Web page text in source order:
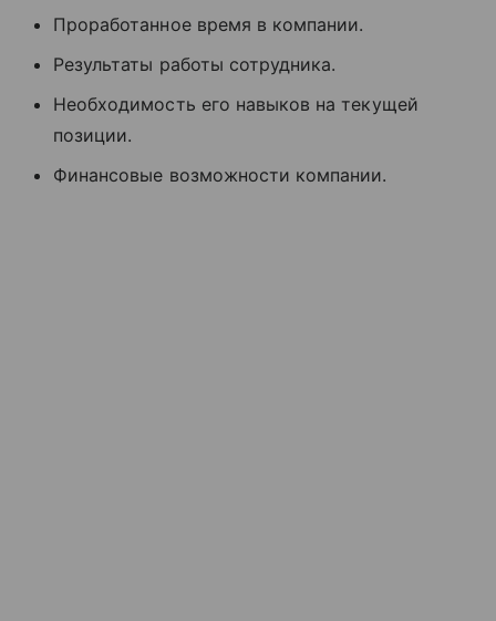
Проработанное время в компании.
Результаты работы сотрудника.
Необходимость его навыков на текущей
позиции.
Финансовые возможности компании.